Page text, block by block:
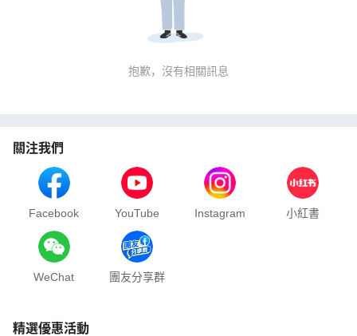
抱歉，沒有相關訊息
關注我們
Facebook YouTube Instagram 小紅書
WeChat 團友分享群
精選優惠活動